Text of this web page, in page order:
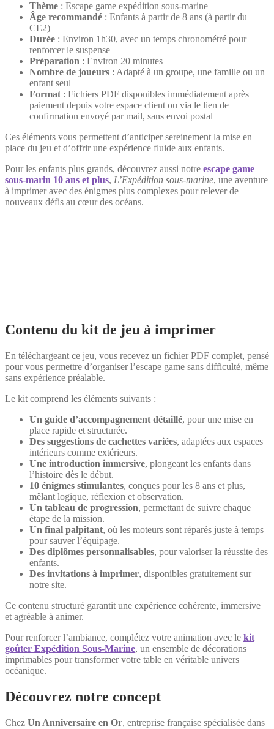
Thème : Escape game expédition sous-marine
Âge recommandé : Enfants à partir de 8 ans (à partir du
CE2)
Durée : Environ 1h30, avec un temps chronométré pour
renforcer le suspense
Préparation : Environ 20 minutes
Nombre de joueurs : Adapté à un groupe, une famille ou un
enfant seul
Format : Fichiers PDF disponibles immédiatement après
paiement depuis votre espace client ou via le lien de
confirmation envoyé par mail, sans envoi postal
Ces éléments vous permettent d’anticiper sereinement la mise en
place du jeu et d’offrir une expérience fluide aux enfants.
Pour les enfants plus grands, découvrez aussi notre escape game
sous-marin 10 ans et plus, L’Expédition sous-marine, une aventure
à imprimer avec des énigmes plus complexes pour relever de
nouveaux défis au cœur des océans.
Contenu du kit de jeu à imprimer
En téléchargeant ce jeu, vous recevez un fichier PDF complet, pensé
pour vous permettre d’organiser l’escape game sans difficulté, même
sans expérience préalable.
Le kit comprend les éléments suivants :
Un guide d’accompagnement détaillé, pour une mise en
place rapide et structurée.
Des suggestions de cachettes variées, adaptées aux espaces
intérieurs comme extérieurs.
Une introduction immersive, plongeant les enfants dans
l’histoire dès le début.
10 énigmes stimulantes, conçues pour les 8 ans et plus,
mêlant logique, réflexion et observation.
Un tableau de progression, permettant de suivre chaque
étape de la mission.
Un final palpitant, où les moteurs sont réparés juste à temps
pour sauver l’équipage.
Des diplômes personnalisables, pour valoriser la réussite des
enfants.
Des invitations à imprimer, disponibles gratuitement sur
notre site.
Ce contenu structuré garantit une expérience cohérente, immersive
et agréable à animer.
Pour renforcer l’ambiance, complétez votre animation avec le kit
goûter Expédition Sous-Marine, un ensemble de décorations
imprimables pour transformer votre table en véritable univers
océanique.
Découvrez notre concept
Chez Un Anniversaire en Or, entreprise française spécialisée dans